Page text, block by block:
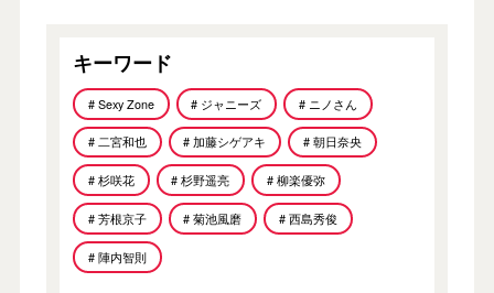
キーワード
# Sexy Zone # ジャニーズ # ニノさん
# 二宮和也 # 加藤シゲアキ # 朝日奈央
# 杉咲花 # 杉野遥亮 # 柳楽優弥
# 芳根京子 # 菊池風磨 # 西島秀俊
# 陣内智則